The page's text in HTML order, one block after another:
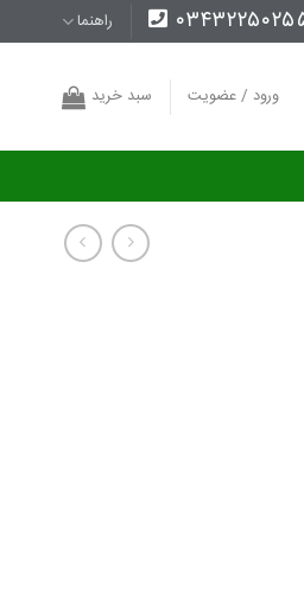
راهنما
ورود / عضویت سبد خرید